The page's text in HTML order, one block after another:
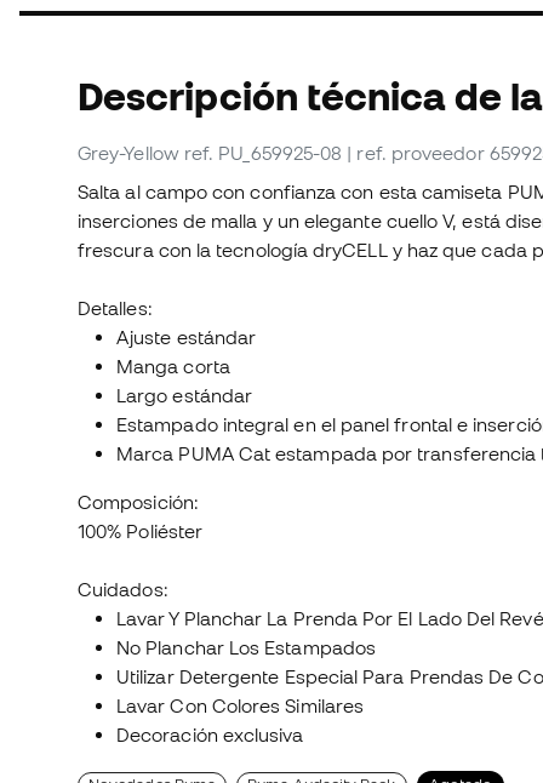
Descripción técnica de
Grey-Yellow ref. PU_659925-08 | ref. proveedor
Salta al campo con confianza con esta camiseta
inserciones de malla y un elegante cuello V, está
frescura con la tecnología dryCELL y haz que cada
Detalles:
Ajuste estándar
Manga corta
Largo estándar
Estampado integral en el panel frontal e
Marca PUMA Cat estampada por
Composición:
100% Poliéster
Cuidados:
Lavar Y Planchar La Prenda Por El Lado Del
No Planchar Los Estampados
Utilizar Detergente Especial Para Prendas De
Lavar Con Colores Similares
Decoración exclusiva